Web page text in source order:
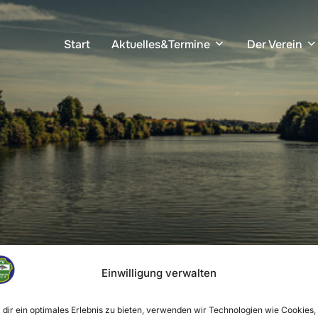
Einwilligung verwalten
dir ein optimales Erlebnis zu bieten, verwenden wir Technologien wie Cookies,
Start Aktuelles&Termine Der Verein